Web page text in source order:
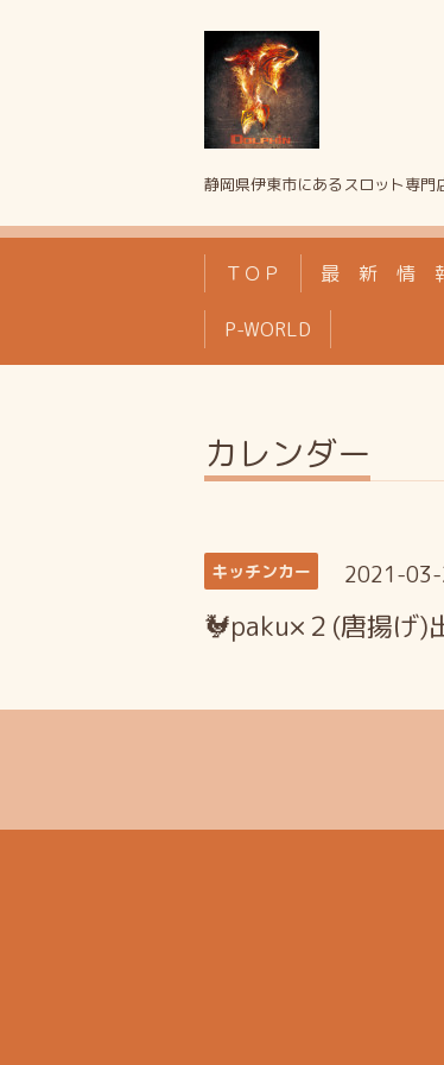
静岡県伊東市にあるスロット専
ＴＯＰ 最 新 情
P-WORLD
カレンダー
キッチンカー 2021-
🐓paku×２(唐揚げ)